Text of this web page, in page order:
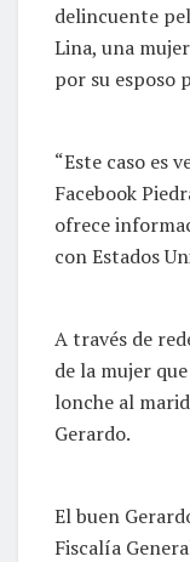
delincuente
Lina, una
por su esposo
“Este caso es
Facebook
ofrece
con Estados
A través de
de la mujer
lonche al
Gerardo.
El buen
Fiscalía